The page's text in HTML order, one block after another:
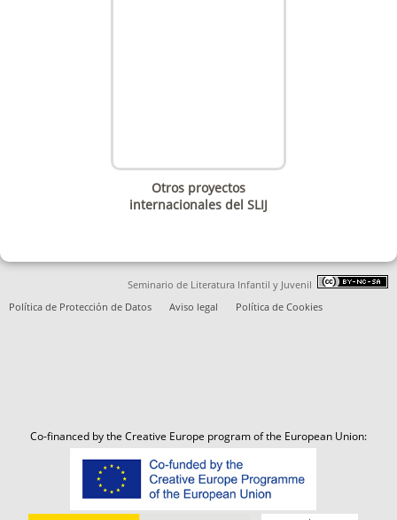
Otros proyectos
internacionales del SLIJ
Seminario de Literatura Infantil y Juvenil
Política de Protección de Datos
Aviso legal Política de Cookies
Co-financed by the Creative Europe program of the European Union: